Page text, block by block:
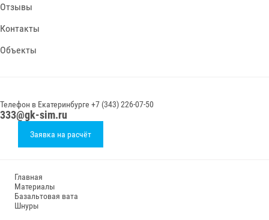
Отзывы
Контакты
Объекты
Телефон в Екатеринбурге +7 (343) 226-07-50
333@gk-sim.ru
Заявка на расчёт
Главная
Материалы
Базальтовая вата
Шнуры